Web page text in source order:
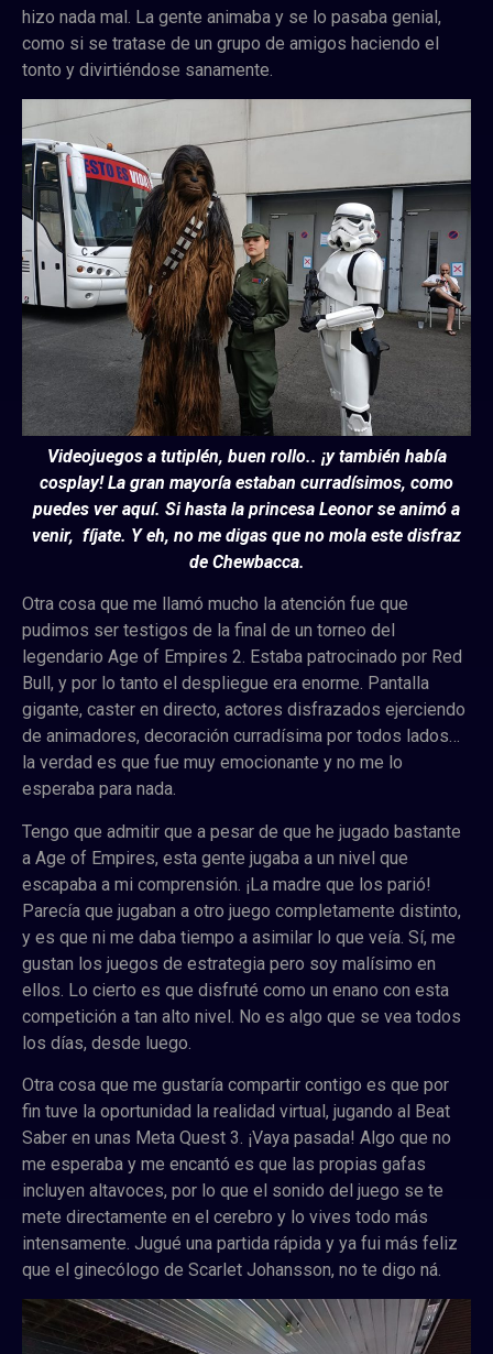
hizo nada mal. La gente animaba y se lo pasaba genial,
como si se tratase de un grupo de amigos haciendo el
tonto y divirtiéndose sanamente.
Videojuegos a tutiplén, buen rollo.. ¡y también había
cosplay! La gran mayoría estaban curradísimos, como
puedes ver aquí. Si hasta la princesa Leonor se animó a
venir, fíjate. Y eh, no me digas que no mola este disfraz
de Chewbacca.
Otra cosa que me llamó mucho la atención fue que
pudimos ser testigos de la final de un torneo del
legendario Age of Empires 2. Estaba patrocinado por Red
Bull, y por lo tanto el despliegue era enorme. Pantalla
gigante, caster en directo, actores disfrazados ejerciendo
de animadores, decoración curradísima por todos lados…
la verdad es que fue muy emocionante y no me lo
esperaba para nada.
Tengo que admitir que a pesar de que he jugado bastante
a Age of Empires, esta gente jugaba a un nivel que
escapaba a mi comprensión. ¡La madre que los parió!
Parecía que jugaban a otro juego completamente distinto,
y es que ni me daba tiempo a asimilar lo que veía. Sí, me
gustan los juegos de estrategia pero soy malísimo en
ellos. Lo cierto es que disfruté como un enano con esta
competición a tan alto nivel. No es algo que se vea todos
los días, desde luego.
Otra cosa que me gustaría compartir contigo es que por
fin tuve la oportunidad la realidad virtual, jugando al Beat
Saber en unas Meta Quest 3. ¡Vaya pasada! Algo que no
me esperaba y me encantó es que las propias gafas
incluyen altavoces, por lo que el sonido del juego se te
mete directamente en el cerebro y lo vives todo más
intensamente. Jugué una partida rápida y ya fui más feliz
que el ginecólogo de Scarlet Johansson, no te digo ná.